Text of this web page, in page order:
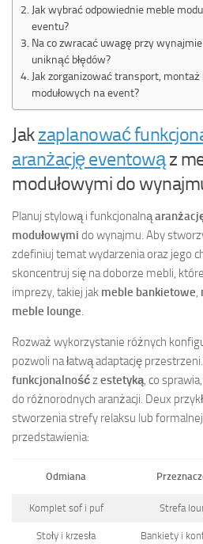
Jak wybrać odpowiednie meble
eventu?
Na co zwracać uwagę przy
uniknąć błędów?
Jak zorganizować transport,
modułowych na event?
Jakzaplanować
aranżację eventowąz
modułowymi do
Planuj stylową i funkcjonalną
modułowymi do wynajmu. Aby
zdefiniuj temat wydarzenia oraz jego
skoncentruj się na doborze mebli,
imprezy, takiej jak meble bankietowe
meble lounge
Rozważ wykorzystanie różnych
pozwoli na łatwą adaptację
funkcjonalnośćzestetyką , co
do różnorodnych aranżacji. Deux
stworzenia strefy relaksu lub
przedstawienia:
Odmiana
Komplet sof i puf Strefa
Stoły i krzesła Bankiety i